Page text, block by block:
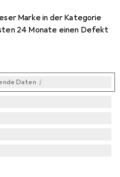
Marke in der Kategorie
24 Monate einen Defekt
Daten i